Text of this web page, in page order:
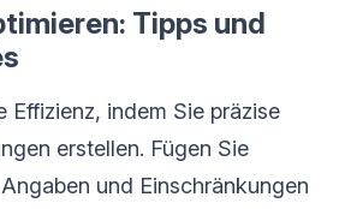
Tipps und
Effizienz, indem Sie präzise
erstellen. Fügen Sie
und Einschränkungen